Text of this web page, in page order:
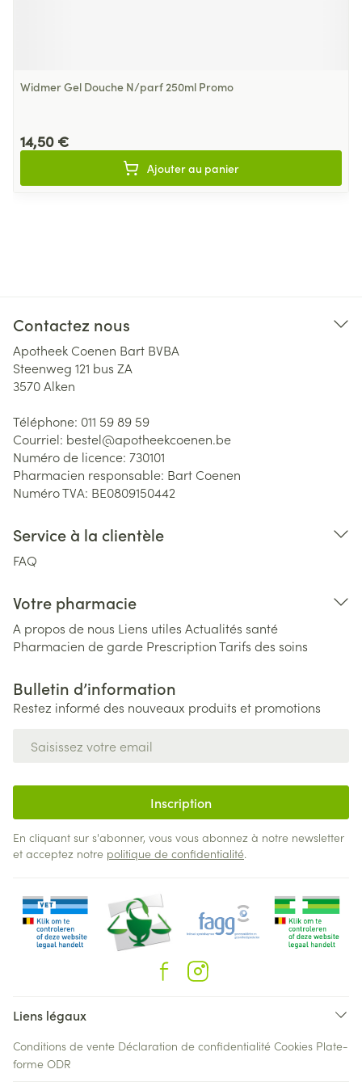
Widmer Gel Douche N/parf 250ml Promo
14,50 €
Ajouter au panier
Contactez nous
Apotheek Coenen Bart BVBA
Steenweg 121 bus ZA
3570Alken
Téléphone: 011 59 89 59
Courriel: bestel@apotheekcoenen.be
Numéro de licence: 730101
Pharmacien responsable: Bart Coenen
Numéro TVA: BE0809150442
Service à la clientèle
FAQ
Votre pharmacie
A propos de nous Liens utiles Actualités santé
Pharmacien de garde PrescriptionTarifs des soins
Bulletin d’information
Restez informé des nouveaux produits et promotions
Inscription
En cliquant sur s'abonner, vous vous abonnez à notre newsletter
et acceptez notre politique de confidentialité.
Liens légaux
Conditions de vente Déclaration de confidentialité Cookies Plate-
forme ODR